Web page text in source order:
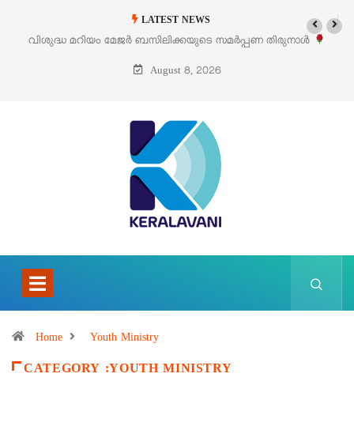
LATEST NEWS
വിശുദ്ധ മറിയം മേജർ ബസിലിക്കയുടെ സമർപ്പണ തിരുനാൾ
ഓഗസ്റ്റ് 5 –
August 8, 2026
Home Youth Ministry
CATEGORY :YOUTH MINISTRY